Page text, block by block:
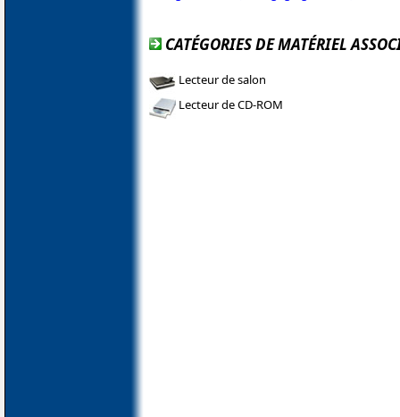
CATÉGORIES DE MATÉRIEL
Lecteur de salon
Lecteur de CD-ROM